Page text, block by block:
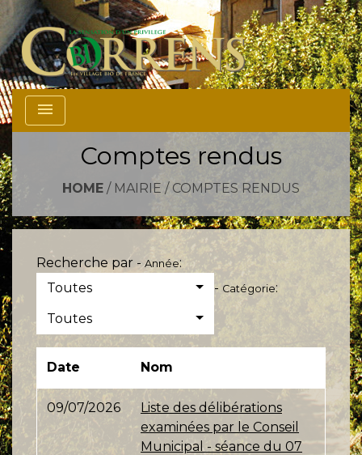
menu
Comptes rendus
HOME / MAIRIE / COMPTES RENDUS
Recherche par - Année:
Toutes
- Catégorie:
Toutes
Date Nom
09/07/2026
Liste des délibérations
examinées par le Conseil
Municipal - séance du 07